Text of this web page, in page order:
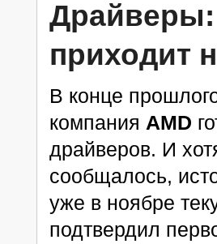
Драйверы:
приходит
В конце
компания AMD
драйверов. И
сообщалось,
уже в ноябре
подтвердил